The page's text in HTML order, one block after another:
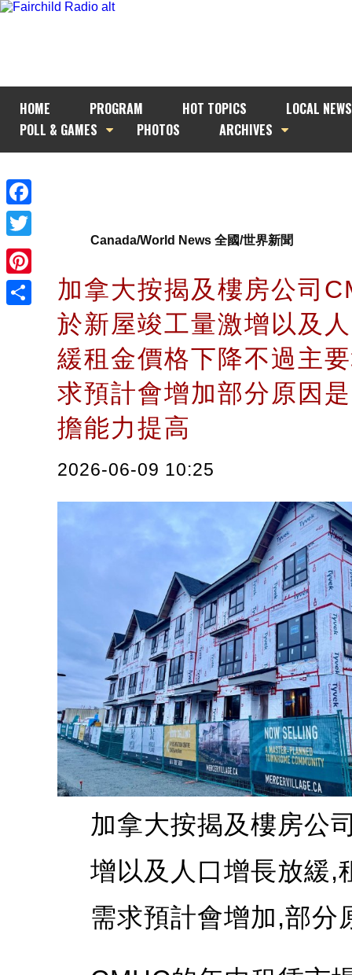
HOME PROGRAM HOT TOPICS
LOCAL NEWS
POLL & GAMES
PHOTOS ARCHIVES
Facebook
Twitter
Pinterest
Canada/World News 全國/世界新聞
加拿大按揭及樓房公司
於新屋竣工量激增以及
緩租金價格下降不過主
求預計會增加部分原因
擔能力提高
2026-06-09 10:25
加拿大按揭及樓房公
增以及人口增長放緩,
需求預計會增加,部分